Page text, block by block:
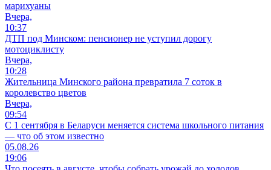
марихуаны
Вчера,
10:37
ДТП под Минском: пенсионер не уступил дорогу
мотоциклисту
Вчера,
10:28
Жительница Минского района превратила 7 соток в
королевство цветов
Вчера,
09:54
С 1 сентября в Беларуси меняется система школьного питания
— что об этом известно
05.08.26
19:06